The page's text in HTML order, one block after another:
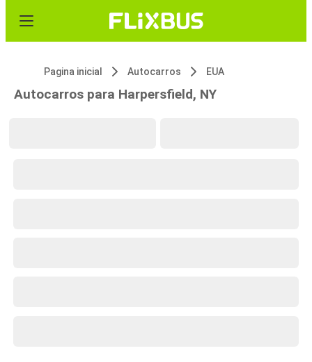
Pagina inicial Autocarros EUA
Autocarros para Harpersfield, NY